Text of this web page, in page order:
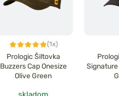
(1x)
Prologic Šiltovka
Buzzers Cap Onesize
Olive Green